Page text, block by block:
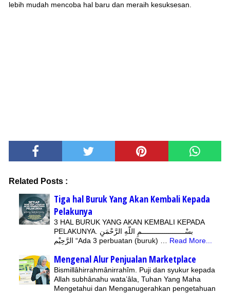
lebih mudah mencoba hal baru dan meraih kesuksesan.
Related Posts :
Tiga hal Buruk Yang Akan Kembali Kepada
Pelakunya
3 HAL BURUK YANG AKAN KEMBALI KEPADA
PELAKUNYA. بسْـــــــــــــــــــــمِ اللّهِ الرَّحْمَنِ
الرَّحِيْم “Ada 3 perbuatan (buruk) … Read More...
Mengenal Alur Penjualan Marketplace
Bismillâhirrahmânirrahîm. Puji dan syukur kepada
Allah subhânahu wata’âla, Tuhan Yang Maha
Mengetahui dan Menganugerahkan pengetahuan